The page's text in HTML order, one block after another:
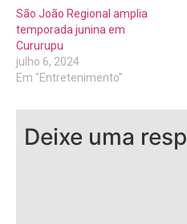
São João Regional amplia
temporada junina em
Cururupu
julho 6, 2024
Em "Entretenimento"
Deixe uma